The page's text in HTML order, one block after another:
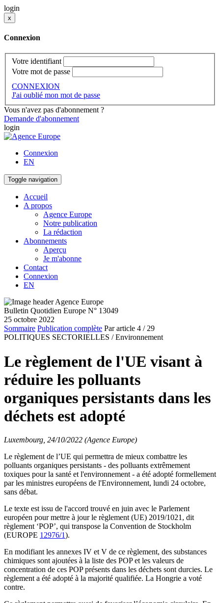
login
x
Connexion
Votre identifiant
Votre mot de passe
CONNEXION
J'ai oublié mon mot de passe
Vous n'avez pas d'abonnement ?
Demande d'abonnement
login
Connexion
EN
Toggle navigation
Accueil
A propos
Agence Europe
Notre publication
La rédaction
Abonnements
Aperçu
Je m'abonne
Contact
Connexion
EN
Bulletin Quotidien Europe N° 13049
25 octobre 2022
Sommaire Publication complète Par article 4 / 29
POLITIQUES SECTORIELLES / Environnement
Le règlement de l'UE visant à
réduire les polluants
organiques persistants dans les
déchets est adopté
Luxembourg, 24/10/2022 (Agence Europe)
Le règlement de l’UE qui permettra de mieux combattre les
polluants organiques persistants - des polluants extrêmement
toxiques pour la santé et l'environnement - a été adopté formellement
par les ministres européens de l'Environnement, lundi 24 octobre,
sans débat.
Le texte est issu de l'accord trouvé en juin avec le Parlement
européen pour mettre à jour le règlement (UE) 2019/1021, dit
règlement ‘POP’, qui transpose la Convention de Stockholm
(EUROPE 12976/1).
En modifiant les annexes IV et V de ce règlement, des substances
chimiques sont ajoutées à la liste des POP et les valeurs de
concentration de ces POP présents dans les déchets sont durcies. Le
règlement a été adopté à la majorité qualifiée. La Hongrie a voté
contre.